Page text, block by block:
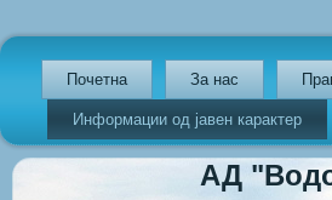
Почетна За нас
Информации од јавен карактер
АД